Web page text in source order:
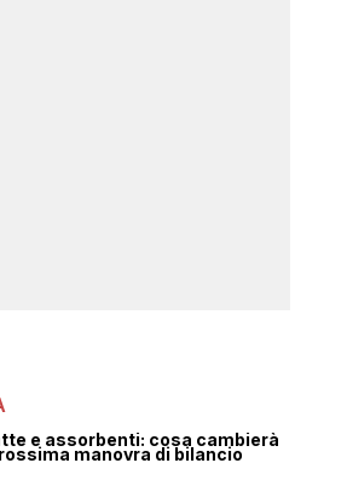
e assorbenti: cosa cambierà
manovra di bilancio